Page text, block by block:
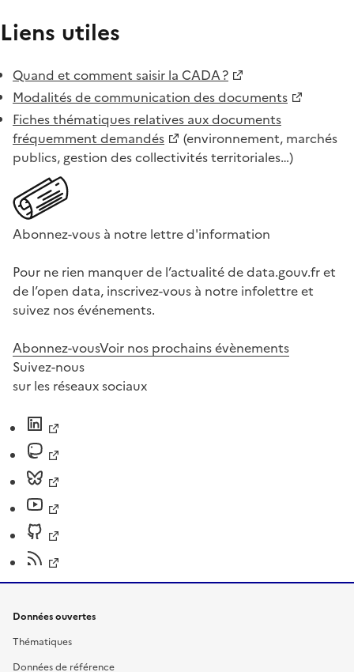
Liens utiles
Quand et comment saisir la CADA ?
Modalités de communication des documents
Fiches thématiques relatives aux documents
fréquemment demandés
(environnement, marchés
publics, gestion des collectivités territoriales…)
Abonnez-vous à notre lettre d'information
Pour ne rien manquer de l’actualité de data.gouv.fr et
de l’open data, inscrivez-vous à notre infolettre et
suivez nos événements.
Abonnez-vousVoir nos prochains évènements
Suivez-nous
sur les réseaux sociaux
Données ouvertes
Thématiques
Données de référence